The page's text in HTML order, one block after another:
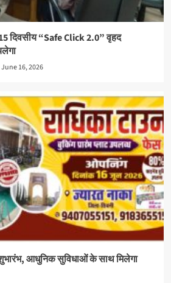
दिवसीय “Safe Click 2.0” वृहद
June 16, 2026
आधुनिक सुविधाओं के साथ मिलेगा